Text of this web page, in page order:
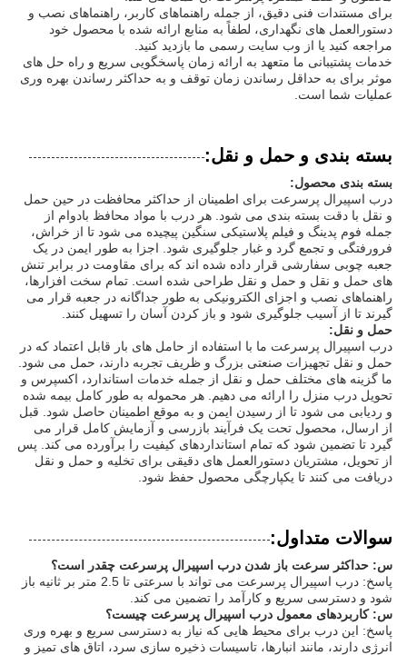
برای مستندات فنی دقیق، از جمله راهنماهای کاربر، راهنماهای نصب و
دستورالعمل های نگهداری، لطفاً به منابع ارائه شده با محصول خود
مراجعه کنید یا از وب سایت رسمی ما بازدید کنید.
خدمات پشتیبانی ما متعهد به ارائه زمان پاسخگویی سریع و راه حل های
موثر برای به حداقل رساندن زمان توقف و به حداکثر رساندن بهره وری
عملیات شما است.
بسته بندی و حمل و نقل:
بسته بندی محصول:
درب اسپیرال پرسرعت برای اطمینان از حداکثر محافظت در حین حمل
و نقل با دقت بسته بندی می شود. هر درب با مواد محافظ بادوام از
جمله فوم پدینگ و فیلم پلاستیکی سنگین پیچیده می شود تا از خراش،
فرورفتگی و تجمع گرد و غبار جلوگیری شود. اجزا به طور ایمن در یک
جعبه چوبی سفارشی قرار داده شده اند که برای مقاومت در برابر تنش
های حمل و نقل و حمل و نقل طراحی شده است. تمام سخت افزارها،
راهنماهای نصب و اجزای الکترونیکی به طور جداگانه در جعبه قرار می
گیرند تا از آسیب جلوگیری شود و باز کردن آسان را تسهیل کنند.
حمل و نقل:
درب اسپیرال پرسرعت ما با استفاده از حامل های بار قابل اعتماد که در
حمل و نقل تجهیزات صنعتی بزرگ و ظریف تجربه دارند، حمل می شود.
ما گزینه های مختلف حمل و نقل از جمله خدمات استاندارد، اکسپرس و
تحویل درب منزل را ارائه می دهیم. هر محموله به طور کامل بیمه شده
و ردیابی می شود تا از رسیدن ایمن و به موقع اطمینان حاصل شود. قبل
از ارسال، محصول تحت یک فرآیند بازرسی و آزمایش کامل قرار می
گیرد تا تضمین شود که تمام استانداردهای کیفیت را برآورده می کند. پس
از تحویل، مشتریان دستورالعمل های دقیقی برای تخلیه و حمل و نقل
دریافت می کنند تا یکپارچگی محصول حفظ شود.
سوالات متداول:
س: حداکثر سرعت باز شدن درب اسپیرال پرسرعت چقدر است؟
پاسخ: درب اسپیرال پرسرعت می تواند با سرعتی تا 2.5 متر بر ثانیه باز
شود و دسترسی سریع و کارآمد را تضمین می کند.
س: کاربردهای معمول درب اسپیرال پرسرعت چیست؟
پاسخ: این درب برای محیط هایی که نیاز به دسترسی سریع و بهره وری
انرژی دارند، مانند انبارها، تاسیسات ذخیره سازی سرد، اتاق های تمیز و